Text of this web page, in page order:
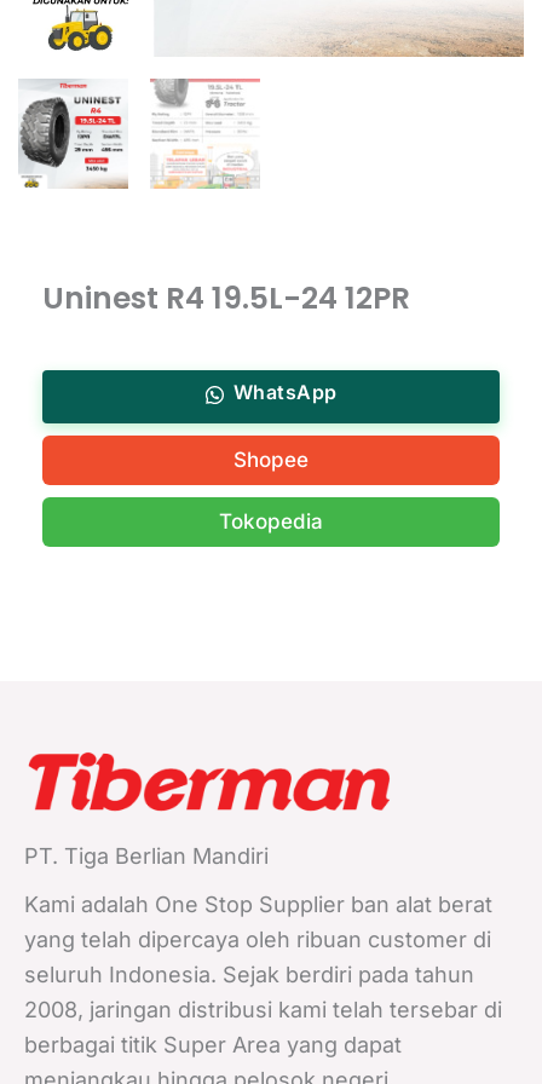
Uninest R4 19.5L-24 12PR
WhatsApp
Shopee
Tokopedia
PT. Tiga Berlian Mandiri
Kami adalah One Stop Supplier ban alat berat
yang telah dipercaya oleh ribuan customer di
seluruh Indonesia. Sejak berdiri pada tahun
2008, jaringan distribusi kami telah tersebar di
berbagai titik Super Area yang dapat